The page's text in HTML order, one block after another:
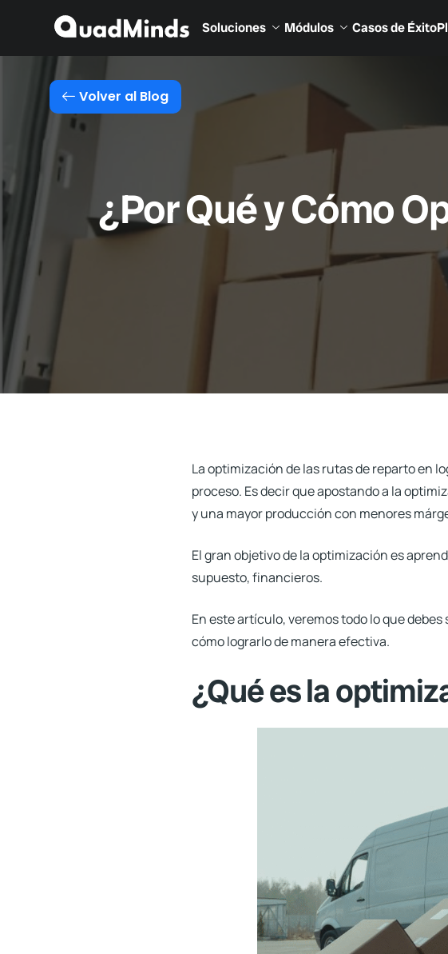
Soluciones Módulos Casos de Éxito
Volver al Blog
¿Por Qué y Cómo
La optimización de lasrutas de repartoen
proceso. Es decir que apostando a la
y una mayor producción con menores
El gran objetivo de la optimización es
supuesto, financieros.
En este artículo, veremos todo lo que
cómo lograrlo de manera efectiva.
¿Qué es la